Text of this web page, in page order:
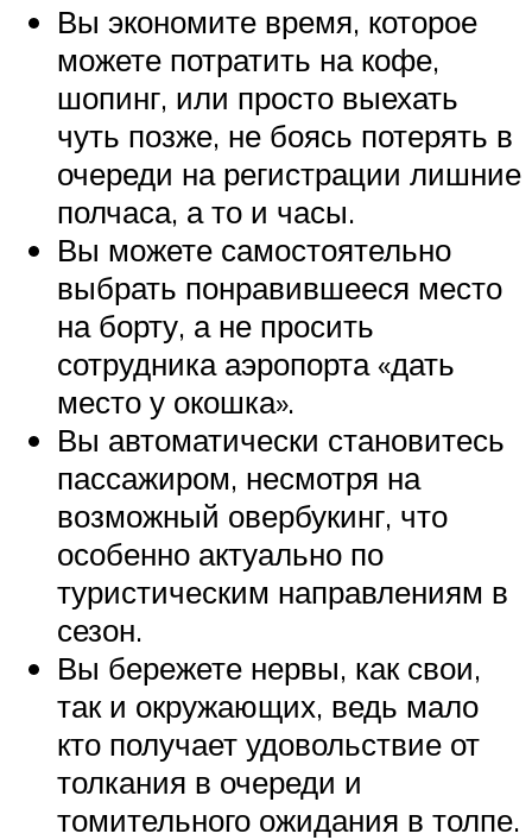
Вы экономите время, которое
можете потратить на кофе,
шопинг, или просто выехать
чуть позже, не боясь потерять в
очереди на регистрации лишние
полчаса, а то и часы.
Вы можете самостоятельно
выбрать понравившееся место
на борту, а не просить
сотрудника аэропорта «дать
место у окошка».
Вы автоматически становитесь
пассажиром, несмотря на
возможный овербукинг, что
особенно актуально по
туристическим направлениям в
сезон.
Вы бережете нервы, как свои,
так и окружающих, ведь мало
кто получает удовольствие от
толкания в очереди и
томительного ожидания в толпе.